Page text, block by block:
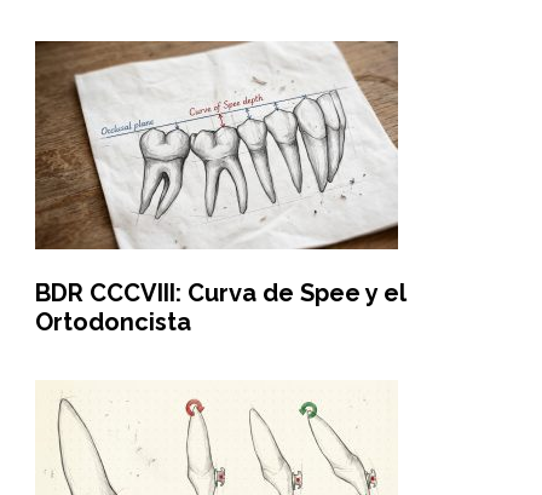
BDR CCCVIII: Curva de Spee y el
Ortodoncista